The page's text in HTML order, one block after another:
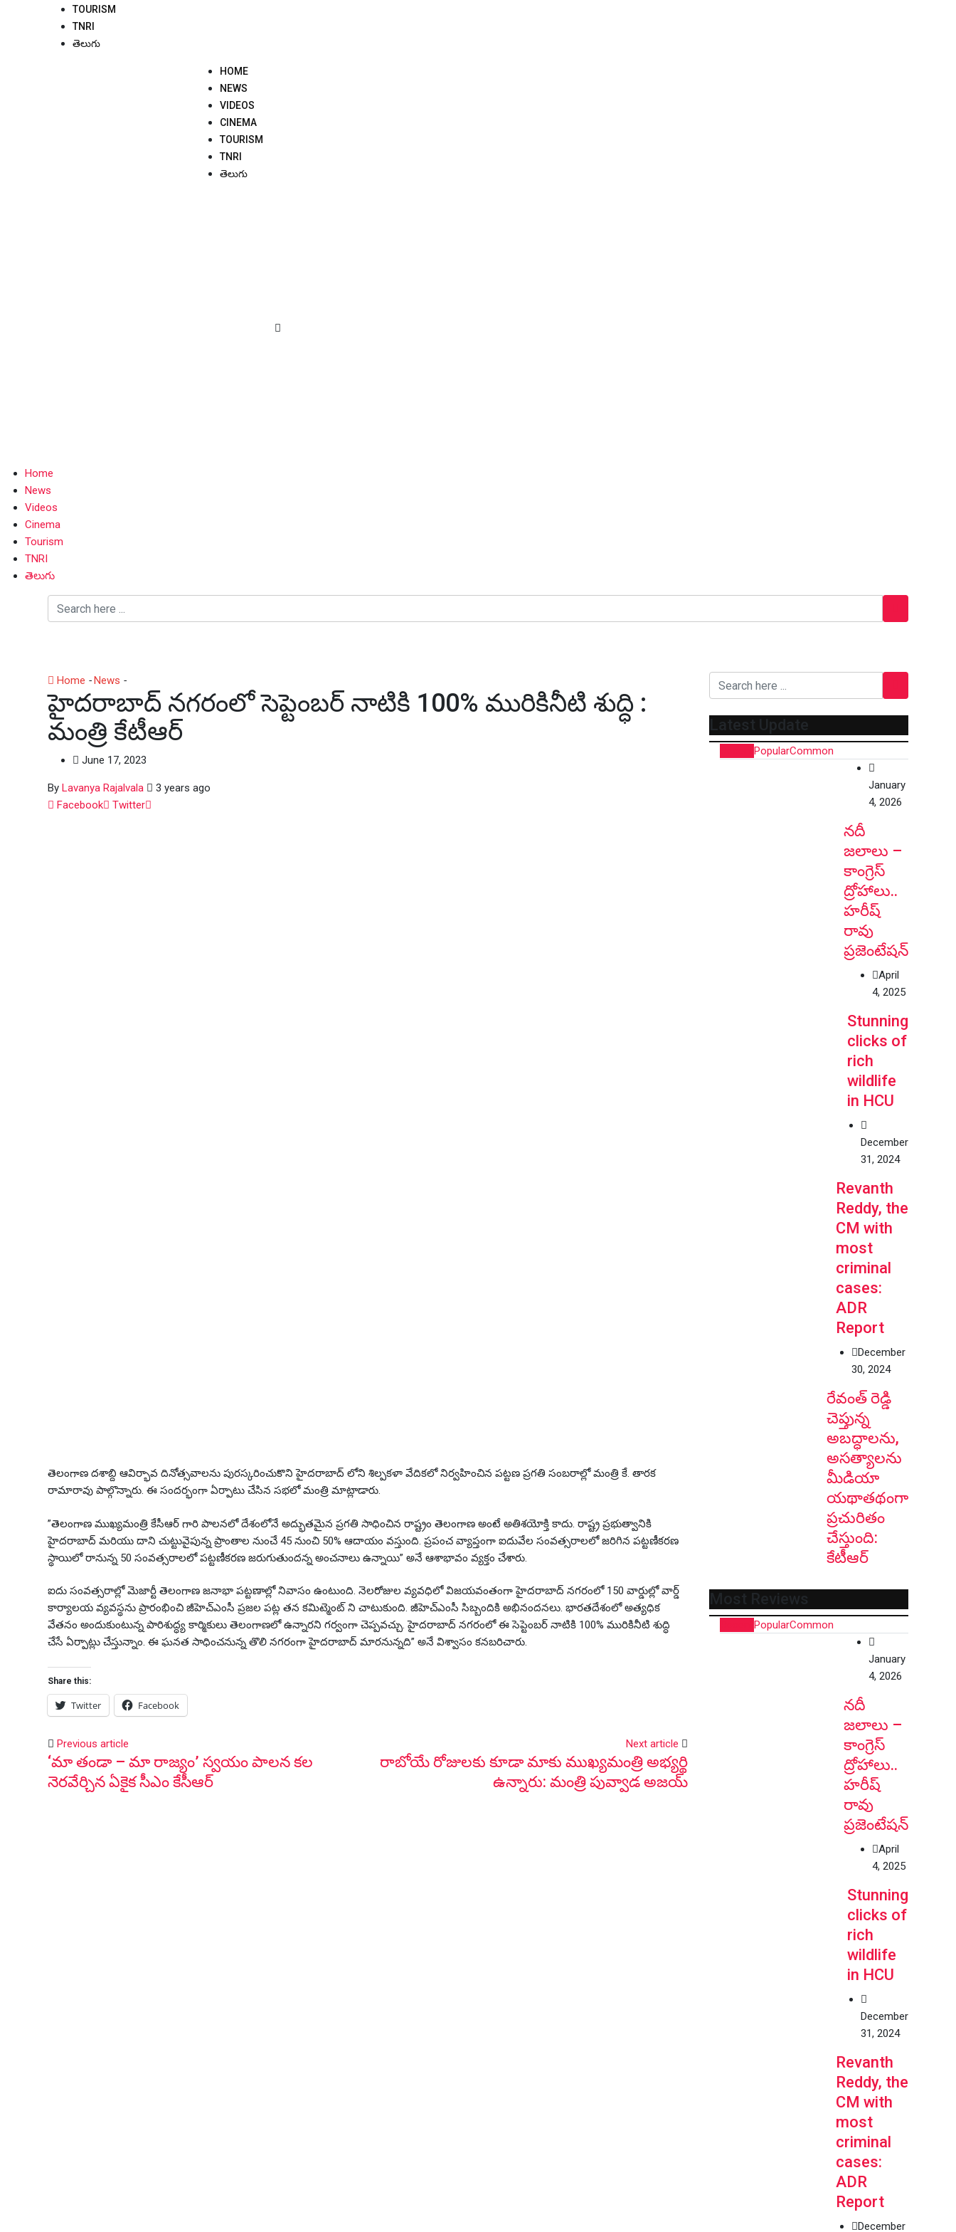
TOURISM
TNRI
తెలుగు
HOME
NEWS
VIDEOS
CINEMA
TOURISM
TNRI
తెలుగు
Home
News
Videos
Cinema
Tourism
TNRI
తెలుగు
Home - News -
హైదరాబాద్ నగరంలో సెప్టెంబర్ నాటికి 100% మురికినీటి శుద్ధి :
మంత్రి కేటీఆర్
June 17, 2023
By Lavanya Rajalvala
3 years ago
Facebook
Twitter
తెలంగాణ దశాబ్ది ఆవిర్భావ దినోత్సవాలను పురస్కరించుకొని హైదరాబాద్ లోని శిల్పకళా వేదికలో నిర్వహించిన పట్టణ ప్రగతి సంబరాల్లో మంత్రి కే. తారక
రామారావు పాల్గొన్నారు. ఈ సందర్భంగా ఏర్పాటు చేసిన సభలో మంత్రి మాట్లాడారు.
”తెలంగాణ ముఖ్యమంత్రి కేసీఆర్ గారి పాలనలో దేశంలోనే అద్భుతమైన ప్రగతి సాధించిన రాష్ట్రం తెలంగాణ అంటే అతిశయోక్తి కాదు. రాష్ట్ర ప్రభుత్వానికి
హైదరాబాద్ మరియు దాని చుట్టువైపున్న ప్రాంతాల నుంచే 45 నుంచి 50% ఆదాయం వస్తుంది. ప్రపంచ వ్యాప్తంగా ఐదువేల సంవత్సరాలలో జరిగిన పట్టణీకరణ
స్థాయిలో రానున్న 50 సంవత్సరాలలో పట్టణీకరణ జరుగుతుందన్న అంచనాలు ఉన్నాయి” అనే ఆశాభావం వ్యక్తం చేశారు.
ఐదు సంవత్సరాల్లో మెజార్టీ తెలంగాణ జనాభా పట్టణాల్లో నివాసం ఉంటుంది. నెలరోజుల వ్యవధిలో విజయవంతంగా హైదరాబాద్ నగరంలో 150 వార్డుల్లో వార్డ్
కార్యాలయ వ్యవస్థను ప్రారంభించి జీహెచ్ఎంసీ ప్రజల పట్ల తన కమిట్మెంట్ ని చాటుకుంది. జీహెచ్ఎంసీ సిబ్బందికి అభినందనలు. భారతదేశంలో అత్యధిక
వేతనం అందుకుంటున్న పారిశుద్ధ్య కార్మికులు తెలంగాణలో ఉన్నారని గర్వంగా చెప్పవచ్చు. హైదరాబాద్ నగరంలో ఈ సెప్టెంబర్ నాటికి 100% మురికినీటి శుద్ధి
చేసే ఏర్పాట్లు చేస్తున్నాం. ఈ ఘనత సాధించనున్న తొలి నగరంగా హైదరాబాద్ మారనున్నది” అనే విశ్వాసం కనబరిచారు.
Share this:
Twitter Facebook
Previous article
‘మా తండా – మా రాజ్యం’ స్వయం పాలన కల
నెరవేర్చిన ఏకైక సీఎం కేసీఆర్
Next article
రాబోయే రోజులకు కూడా మాకు ముఖ్యమంత్రి అభ్యర్థి
ఉన్నారు: మంత్రి పువ్వాడ అజయ్
Latest Update
PopularCommon
January
4, 2026
నదీ
జలాలు –
కాంగ్రెస్
ద్రోహాలు..
హరీష్
రావు
ప్రజెంటేషన్
April
4, 2025
Stunning
clicks of
rich
wildlife
in HCU
December
31, 2024
Revanth
Reddy, the
CM with
most
criminal
cases:
ADR
Report
December
30, 2024
రేవంత్ రెడ్డి
చెప్తున్న
అబద్ధాలను,
అసత్యాలను
మీడియా
యథాతథంగా
ప్రచురితం
చేస్తుంది:
కేటీఆర్
Most Reviews
PopularCommon
January
4, 2026
నదీ
జలాలు –
కాంగ్రెస్
ద్రోహాలు..
హరీష్
రావు
ప్రజెంటేషన్
April
4, 2025
Stunning
clicks of
rich
wildlife
in HCU
December
31, 2024
Revanth
Reddy, the
CM with
most
criminal
cases:
ADR
Report
December